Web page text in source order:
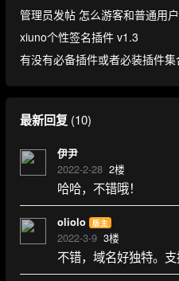
管理员发帖 怎么游客和普通用
xiuno个性签名插件 v1.3
有没有必备插件或者必装插件集
最新回复(10)
伊尹
2022-2-28 2楼
哈哈，不错哦！
oliolo 版主
2022-3-9 3楼
不错，域名好独特。支